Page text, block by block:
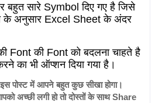
बहुत सारे Symbolदिए गए है जिसे
अनुसार Excel Sheetके अंदर
Fontकी Fontको बदलना चाहते है
का भी ऑप्शन दिया गया है।
पोस्ट में आपने बहुत कुछ सीखा होगा।
अच्छी लगी हो तो दोस्तों के साथ Share